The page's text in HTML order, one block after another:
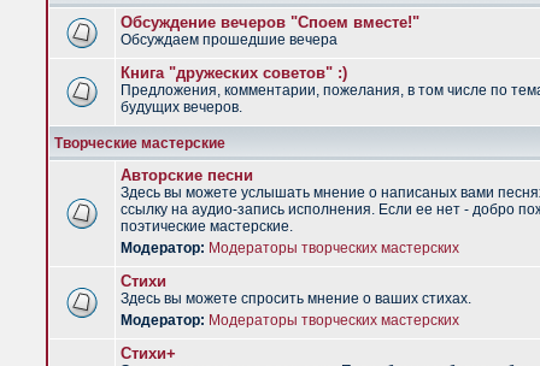
Обсуждение вечеров "Споем вместе!"
Обсуждаем прошедшие вечера
Книга "дружеских советов" :)
Предложения, комментарии, пожелания, в том числе по
будущих вечеров.
Творческие мастерские
Авторские песни
Здесь вы можете услышать мнение о написаных вами
ссылку на аудио-запись исполнения. Если ее нет - добро
поэтические мастерские.
Модератор: Модераторы творческих мастерских
Стихи
Здесь вы можете спросить мнение о ваших стихах.
Модератор: Модераторы творческих мастерских
Стихи+